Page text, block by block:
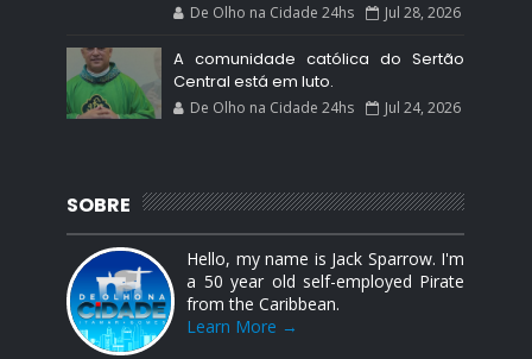
De Olho na Cidade 24hs Jul 28, 2026
A comunidade católica do Sertão
Central está em luto.
De Olho na Cidade 24hs Jul 24, 2026
SOBRE
Hello, my name is Jack Sparrow. I'm
a 50 year old self-employed Pirate
from the Caribbean.
Learn More →